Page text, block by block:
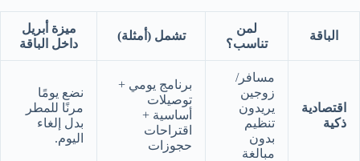
الباقة
لمن
تناسب؟
تشمل (أمثلة)
ميزة أبريل
داخل الباقة
اقتصادية
ذكية
مسافر/
زوجين
يريدون
تنظيم
بدون
مبالغة
برنامج يومي +
توصيلات
أساسية +
اقتراحات
حجوزات
نضع يومًا
مرنًا للمطر
بدل إلغاء
اليوم.